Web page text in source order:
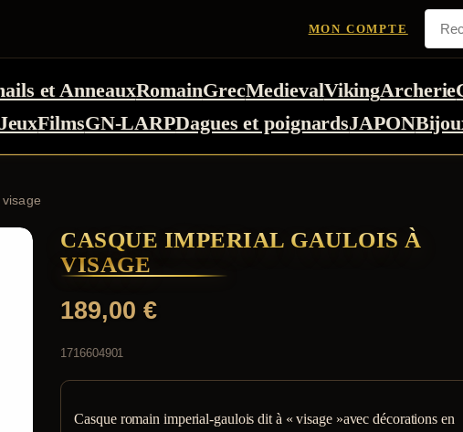
MON COMPTE
et AnneauxRomainGrecMedievalVikingArcherie
FilmsGN-LARPDagues et poignardsJAPON
CASQUE IMPERIAL GAULOIS À
VISAGE
189,00 €
1716604901
Casque romain imperial-gaulois dit à « visage »avec décorations en